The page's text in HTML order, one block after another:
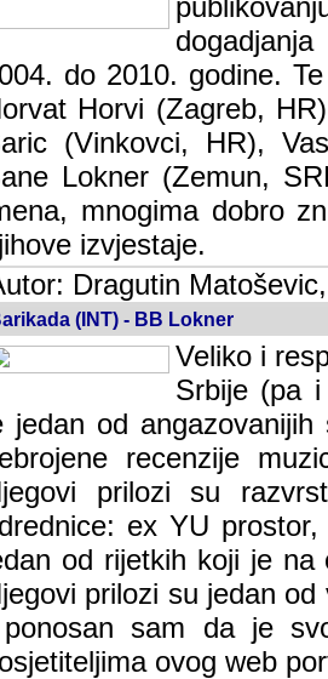
do 2010. godine.
Horvi (Zagreb,
(Vinkovci, HR),
Lokner (Zemun,
mnogima dobro
izvjestaje.
Dragutin
(INT) - BB Lokner
Veliko i
Srbije (pa i
od angazovanijih
recenzije
prilozi su
ex YU
od rijetkih koji je
prilozi su jedan
sam da je
ovog web